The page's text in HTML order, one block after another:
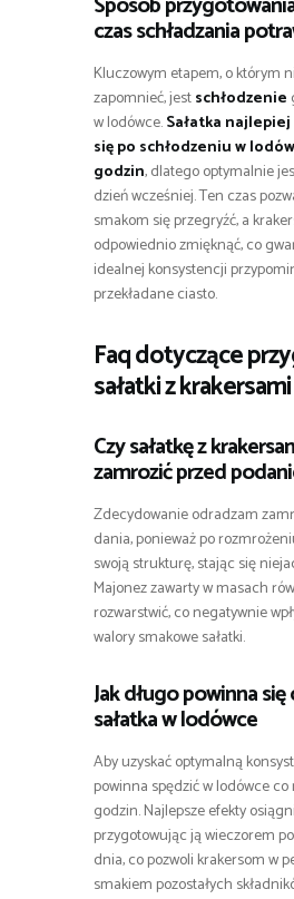
czas schładzania
Kluczowym etapem, o którym
zapomnieć, jestschłodzenie
w lodówce.Sałatka
się po schłodzeniu w
godzin, dlatego optymalnie
dzień wcześniej. Ten czas
smakom się przegryźć, a
odpowiednio zmięknąć, co
idealnej konsystencji
przekładane ciasto.
Faq dotyczące
sałatki z krakersami
Czy sałatkę z
zamrozić przed
Zdecydowanie odradzam
dania, ponieważ po
swoją strukturę, stając się
Majonez zawarty w masach
rozwarstwić, co negatywnie
walory smakowe sałatki.
Jak długo powinna się
sałatka w lodówce
Aby uzyskać optymalną
powinna spędzić w lodówce
godzin. Najlepsze efekty
przygotowując ją wieczorem
dnia, co pozwoli krakersom w
smakiem pozostałych